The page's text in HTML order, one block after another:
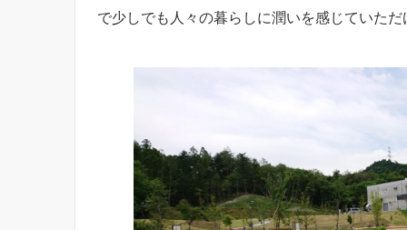
で少しでも人々の暮らしに潤いを感じていた